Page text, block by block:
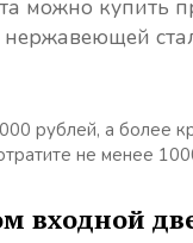
можно купить
рублей, а более
не менее
входной